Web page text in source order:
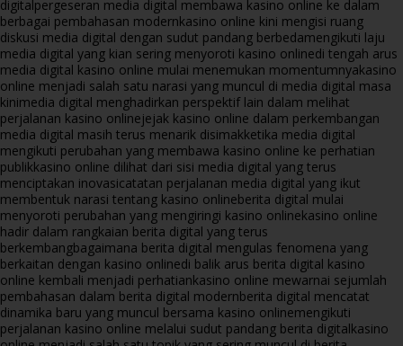
digitalpergeseran media digital membawa kasino online ke dalam
berbagai pembahasan modernkasino online kini mengisi ruang
diskusi media digital dengan sudut pandang berbedamengikuti laju
media digital yang kian sering menyoroti kasino onlinedi tengah arus
media digital kasino online mulai menemukan momentumnyakasino
online menjadi salah satu narasi yang muncul di media digital masa
kinimedia digital menghadirkan perspektif lain dalam melihat
perjalanan kasino onlinejejak kasino online dalam perkembangan
media digital masih terus menarik disimakketika media digital
mengikuti perubahan yang membawa kasino online ke perhatian
publikkasino online dilihat dari sisi media digital yang terus
menciptakan inovasicatatan perjalanan media digital yang ikut
membentuk narasi tentang kasino onlineberita digital mulai
menyoroti perubahan yang mengiringi kasino onlinekasino online
hadir dalam rangkaian berita digital yang terus
berkembangbagaimana berita digital mengulas fenomena yang
berkaitan dengan kasino onlinedi balik arus berita digital kasino
online kembali menjadi perhatiankasino online mewarnai sejumlah
pembahasan dalam berita digital modernberita digital mencatat
dinamika baru yang muncul bersama kasino onlinemengikuti
perjalanan kasino online melalui sudut pandang berita digitalkasino